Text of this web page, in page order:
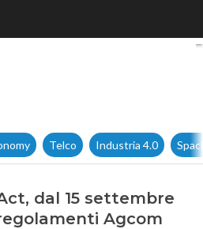
Services Act, dal 15
Telco Industria 4.0
dal 15 settembre
Agcom